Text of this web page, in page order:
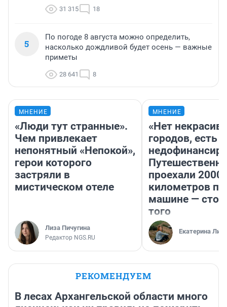
31 315 18
5
По погоде 8 августа можно определить,
насколько дождливой будет осень — важные
приметы
28 641 8
МНЕНИЕ
«Люди тут странные».
Чем привлекает
непонятный «Непокой»,
герои которого
застряли в
мистическом отеле
Лиза Пичугина
Редактор NGS.RU
МНЕНИЕ
«Нет
городов, есть
проехали 2000
километров по
машине —
того
Екатерина
РЕКОМЕНДУЕМ
В лесах Архангельской области много